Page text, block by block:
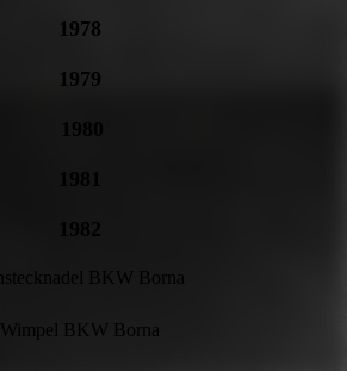
1978
1979
BKW Borna
Wimpel BKW Borna